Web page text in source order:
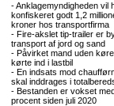
-Anklagemyndigheden vil
konfiskeret godt 1,2
kroner hos transportfirma
- Fire-akslet tip-trailer er
transport af jord og sand
- Påvirket mand uden
kørte ind i lastbil
- En indsats mod
skal inddrages i
- Bestanden er vokset
procent siden juli 2020